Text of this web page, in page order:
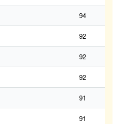
94
92
92
92
91
91